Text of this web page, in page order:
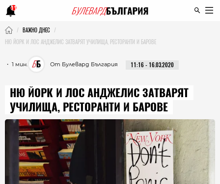
11
ВАЖНО ДНЕС
НЮ ЙОРК И ЛОС АНДЖЕЛИС ЗАТВАРЯТ УЧИЛИЩА, РЕСТОРАНТИ И БАРОВЕ
・ 1 мин. От Булевард България 11:16 - 16.03.2020
НЮ ЙОРК И ЛОС АНДЖЕЛИС ЗАТВАРЯТ
УЧИЛИЩА, РЕСТОРАНТИ И БАРОВЕ